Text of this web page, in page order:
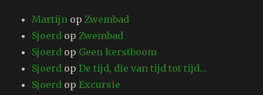
Martijn opZwembad
Sjoerd opZwembad
Sjoerd op Geen kerstboom
Sjoerd opDe tijd, die van tijd tot tijd…
Sjoerd opExcursie